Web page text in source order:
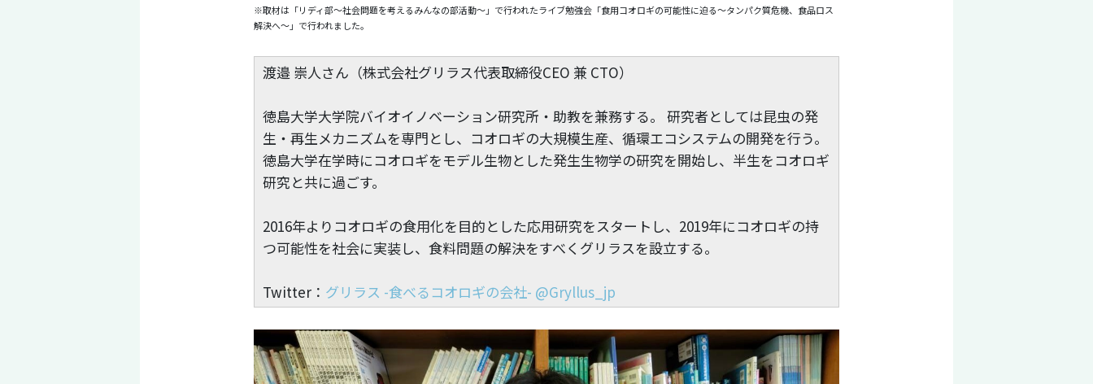
※取材は「リディ部〜社会問題を考えるみんなの部活動〜」で行われたライブ勉強会「食用コオロギの可能性に迫る〜タンパク質危機、食品ロス
解決へ〜」で行われました。
渡邉 崇人さん（株式会社グリラス代表取締役CEO 兼 CTO）
徳島大学大学院バイオイノベーション研究所・助教を兼務する。 研究者としては昆虫の発
生・再生メカニズムを専門とし、コオロギの大規模生産、循環エコシステムの開発を行う。
徳島大学在学時にコオロギをモデル生物とした発生生物学の研究を開始し、半生をコオロギ
研究と共に過ごす。
2016年よりコオロギの食用化を目的とした応用研究をスタートし、2019年にコオロギの持
つ可能性を社会に実装し、食料問題の解決をすべくグリラスを設立する。
Twitter： グリラス -食べるコオロギの会社- @Gryllus_jp